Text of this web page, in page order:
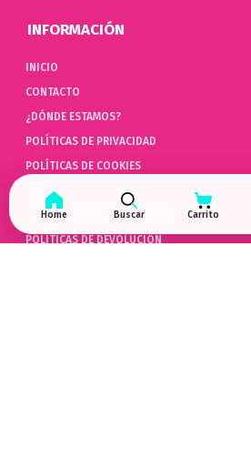
INFORMACIÓN
INICIO
CONTACTO
¿DÓNDE ESTAMOS?
POLÍTICAS DE PRIVACIDAD
POLÍTICAS DE COOKIES
AYUDA
PREGUNTAS FRECUENTES (FAQ)
POLÍTICAS DE DEVOLUCIÓN
Home Buscar Carrito